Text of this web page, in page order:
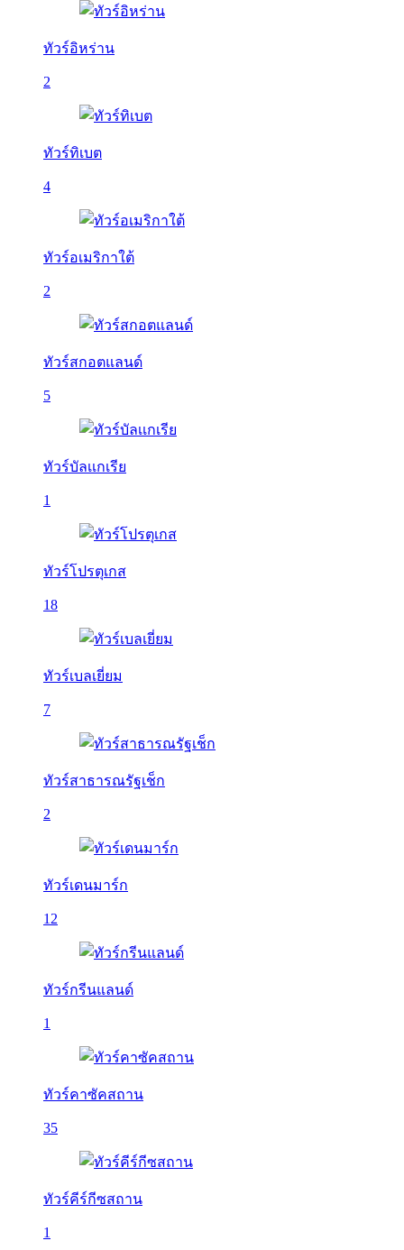
ทัวร์อิหร่าน
2
ทัวร์ทิเบต
4
ทัวร์อเมริกาใต้
2
ทัวร์สกอตแลนด์
5
ทัวร์บัลเเกเรีย
1
ทัวร์โปรตุเกส
18
ทัวร์เบลเยี่ยม
7
ทัวร์สาธารณรัฐเช็ก
2
ทัวร์เดนมาร์ก
12
ทัวร์กรีนแลนด์
1
ทัวร์คาซัคสถาน
35
ทัวร์คีร์กีซสถาน
1